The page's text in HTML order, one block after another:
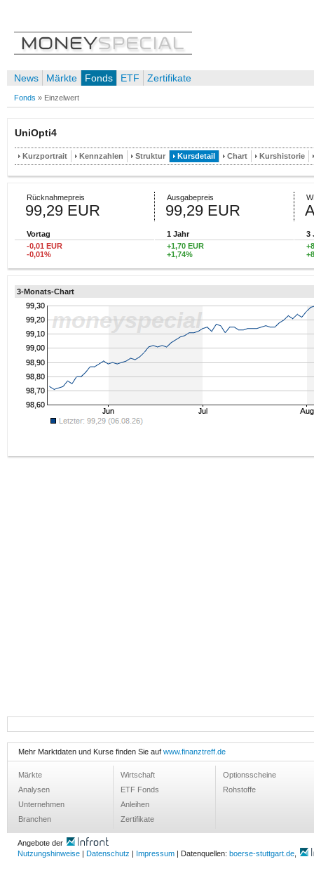
News Märkte Fonds ETF Zertifikate
Fonds » Einzelwert
UniOpti4
Kurzportrait Kennzahlen Struktur Kursdetail Chart Kurshistorie
Rücknahmepreis
99,29 EUR
Ausgabepreis
99,29 EUR
Vortag 1 Jahr
3
-0,01 EUR
-0,01%
+1,70 EUR
+1,74%
3-Monats-Chart
Mehr Marktdaten und Kurse finden Sie auf www.finanztreff.de
Märkte
Analysen
Unternehmen
Branchen
Wirtschaft
ETF Fonds
Anleihen
Zertifikate
Optionsscheine
Rohstoffe
Angebote der
Nutzungshinweise
Datenschutz Impressum | Datenquellen: boerse-stuttgart.de